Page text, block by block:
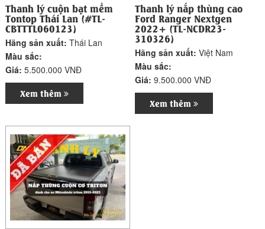
Thanh lý cuộn bạt mềm
Tontop Thái Lan (#TL-
CBTTTL060123)
Hãng sản xuất:Thái Lan
Màu sắc:
Giá:5.500.000 VNĐ
Xem thêm
Thanh lý nắp thùng cao
Ford Ranger Nextgen
2022+ (TL-NCDR23-
310326)
Hãng sản xuất:Việt Nam
Màu sắc:
Giá:9.500.000 VNĐ
Xem thêm